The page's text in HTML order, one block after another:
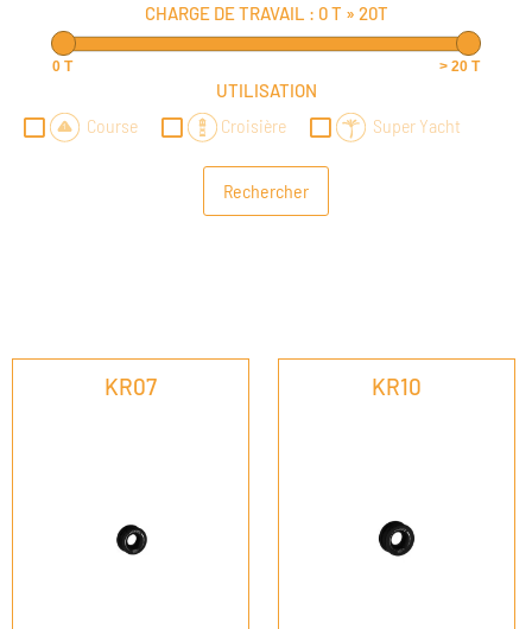
CHARGE DE TRAVAIL : 0 T » 20T
0 T > 20 T
UTILISATION
Course Croisière Super Yacht
KR07 KR10